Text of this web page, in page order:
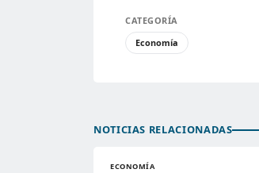
CATEGORÍA
Economía
NOTICIAS RELACIONADAS
ECONOMÍA